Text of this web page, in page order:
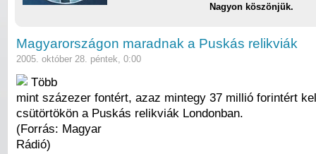
Nagyon köszönjük.
Magyarországon maradnak a Puskás relikviák
2005. október 28. péntek, 0:00
Több
mint százezer fontért, azaz mintegy 37 millió forintért
csütörtökön a Puskás relikviák Londonban.
(Forrás: Magyar
Rádió)